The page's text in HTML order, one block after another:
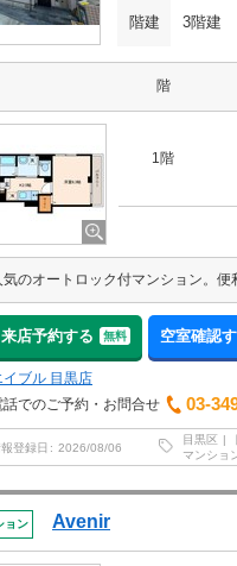
階建 3階建
階
1階
来店予約する 無料 空室確認
イブル 目黒店
話でのご予約・お問合せ
03-
登録日 2026/08/06
目黒区
マンショ
ョン Avenir